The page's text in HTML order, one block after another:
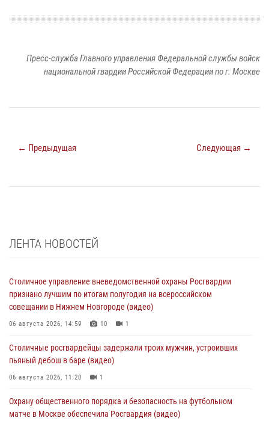
Пресс-служба Главного управления Федеральной службы войск
национальной гвардии Российской Федерации по г. Москве
← Предыдущая Следующая →
ЛЕНТА НОВОСТЕЙ
Столичное управление вневедомственной охраны Росгвардии
признано лучшим по итогам полугодия на всероссийском
совещании в Нижнем Новгороде (видео)
06 августа 2026, 14:59 10 1
Столичные росгвардейцы задержали троих мужчин, устроивших
пьяный дебош в баре (видео)
06 августа 2026, 11:20 1
Охрану общественного порядка и безопасность на футбольном
матче в Москве обеспечила Росгвардия (видео)